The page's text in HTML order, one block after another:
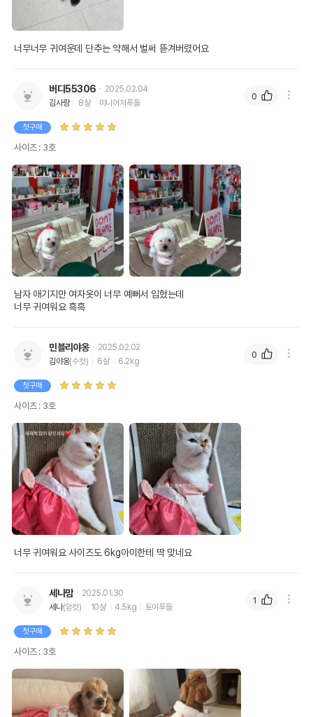
너무너무 귀여운데 단추는 약해서 벌써 뜯겨버렸어요
버디55306
2025.02.04
김사랑
8살 미니어처푸들
첫구매
사이즈 : 3호
남자 애기지만 여자옷이 너무 예뻐서 입혔는데
너무 귀여워요 흑흑
0
민블리야옹
2025.02.02
김야옹(수컷) 6살 6.2kg
첫구매
사이즈 : 3호
너무 귀여워요 사이즈도 6kg아이한테 딱 맞네요
0
세나맘
2025.01.30
세나(암컷) 10살 4.5kg 토이푸들
첫구매
사이즈 : 3호
1